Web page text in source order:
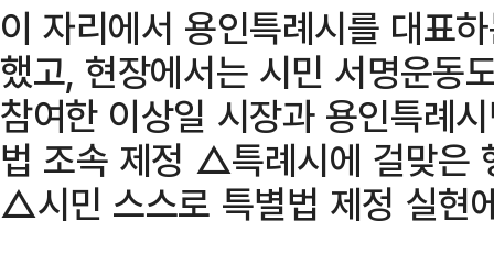
이 자리에서 용인특례시를 대표
했고, 현장에서는 시민 서명운동
참여한 이상일 시장과 용인특례
법 조속 제정 △특례시에 걸맞은
△시민 스스로 특별법 제정 실현